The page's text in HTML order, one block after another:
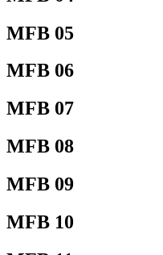
MFB 05
MFB 06
MFB 07
MFB 08
MFB 09
MFB 10